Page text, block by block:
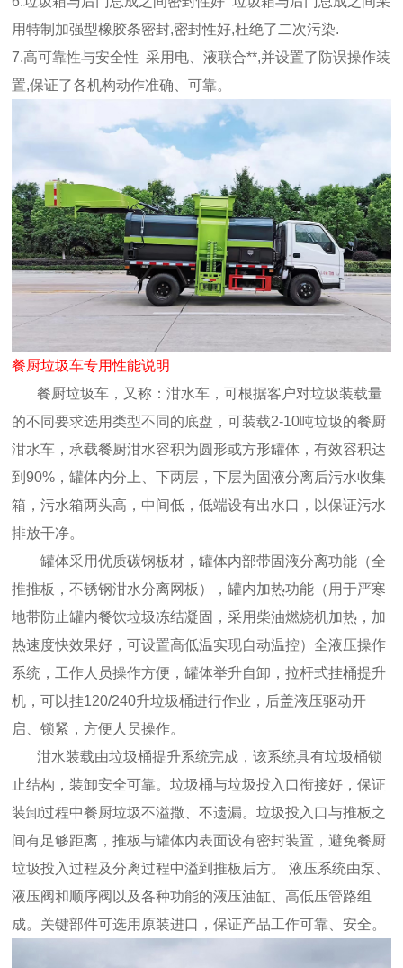
用特制加强型橡胶条密封,密封性好,杜绝了二次污染.
7.高可靠性与安全性 采用电、液联合**,并设置了防误操作装
置,保证了各机构动作准确、可靠。
餐厨垃圾车专用性能说明
餐厨垃圾车，又称：泔水车，可根据客户对垃圾装载量
的不同要求选用类型不同的底盘，可装载2-10吨垃圾的餐厨
泔水车，承载餐厨泔水容积为圆形或方形罐体，有效容积达
到90%，罐体内分上、下两层，下层为固液分离后污水收集
箱，污水箱两头高，中间低，低端设有出水口，以保证污水
排放干净。
罐体采用优质碳钢板材，罐体内部带固液分离功能（全
推推板，不锈钢泔水分离网板），罐内加热功能（用于严寒
地带防止罐内餐饮垃圾冻结凝固，采用柴油燃烧机加热，加
热速度快效果好，可设置高低温实现自动温控）全液压操作
系统，工作人员操作方便，罐体举升自卸，拉杆式挂桶提升
机，可以挂120/240升垃圾桶进行作业，后盖液压驱动开
启、锁紧，方便人员操作。
泔水装载由垃圾桶提升系统完成，该系统具有垃圾桶锁
止结构，装卸安全可靠。垃圾桶与垃圾投入口衔接好，保证
装卸过程中餐厨垃圾不溢撒、不遗漏。垃圾投入口与推板之
间有足够距离，推板与罐体内表面设有密封装置，避免餐厨
垃圾投入过程及分离过程中溢到推板后方。 液压系统由泵、
液压阀和顺序阀以及各种功能的液压油缸、高低压管路组
成。关键部件可选用原装进口，保证产品工作可靠、安全。